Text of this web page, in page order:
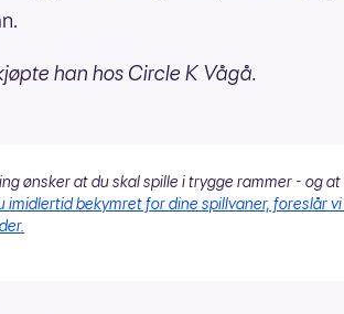
han hos Circle K Vågå.
ønsker at du skal spille i trygge rammer - og
imidlertid bekymret for dine spillvaner, foreslår